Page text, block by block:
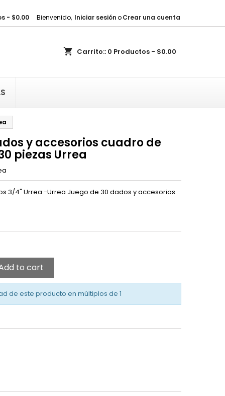
Bienvenido, Iniciar sesiónoCrear una cuenta
- $0.00
shopping_cart Carrito:: 0 Productos - $0.00
y accesorios cuadro de
piezas Urrea
3/4" Urrea -Urrea Juego de 30 dados y accesorios
to cart
de este producto en múltiplos de 1